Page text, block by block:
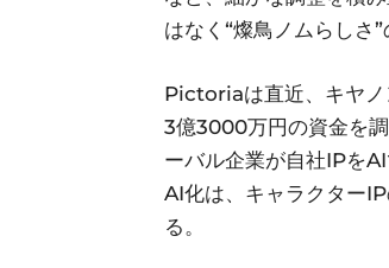
はなく“燦鳥ノムらしさ
Pictoriaは直近、キヤノ
3億3000万円の資金を
ーバル企業が自社IPを
AI化は、キャラクター
る。